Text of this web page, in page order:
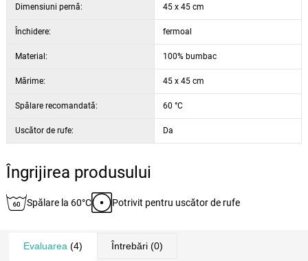
Dimensiuni pernă: 45 x 45 cm
Închidere: fermoal
Material: 100% bumbac
Mărime: 45 x 45 cm
Spălare recomandată: 60 °C
Uscător de rufe: Da
Îngrijirea produsului
Spălare la 60°C Potrivit pentru uscător de rufe
Evaluarea (4) Întrebări(0)